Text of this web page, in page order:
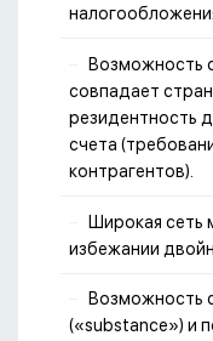
Возможность
совпадает
резидентность
счета
контрагентов).
Широкая сеть
избежании
Возможность
(«substance») и